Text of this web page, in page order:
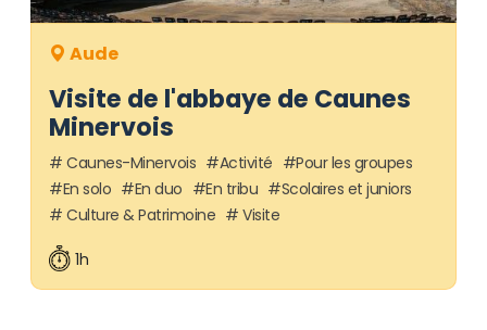
Visite de l'abbaye de Caunes
Minervois
Aude
Caunes-Minervois Activité
Pour les groupes
En solo
En duo En tribu
Scolaires et juniors
Culture & Patrimoine
Visite
1h